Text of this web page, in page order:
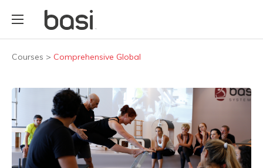
Courses > Comprehensive Global